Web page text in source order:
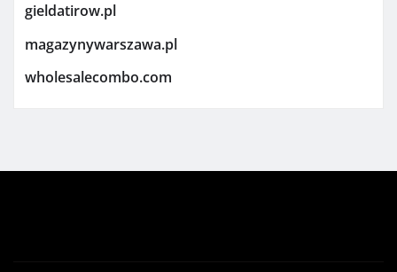
gieldatirow.pl
magazynywarszawa.pl
wholesalecombo.com